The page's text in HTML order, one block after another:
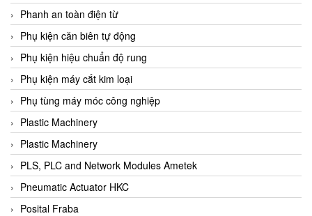
Belimo
Benetech Vietnam
Bently Nevada
Bentone Vietnam
Bernstein Vietnam
Berthold
Bestech
Bestech
BETA
Bifold
Phanh an toàn điện từ
Phụ kiện căn biên tự động
Phụ kiện hiệu chuẩn độ rung
Phụ kiện máy cắt kim loại
Phụ tùng máy móc công nghiệp
Plastic Machinery
Plastic Machinery
PLS, PLC and Network Modules Ametek
Pneumatic Actuator HKC
Posital Fraba